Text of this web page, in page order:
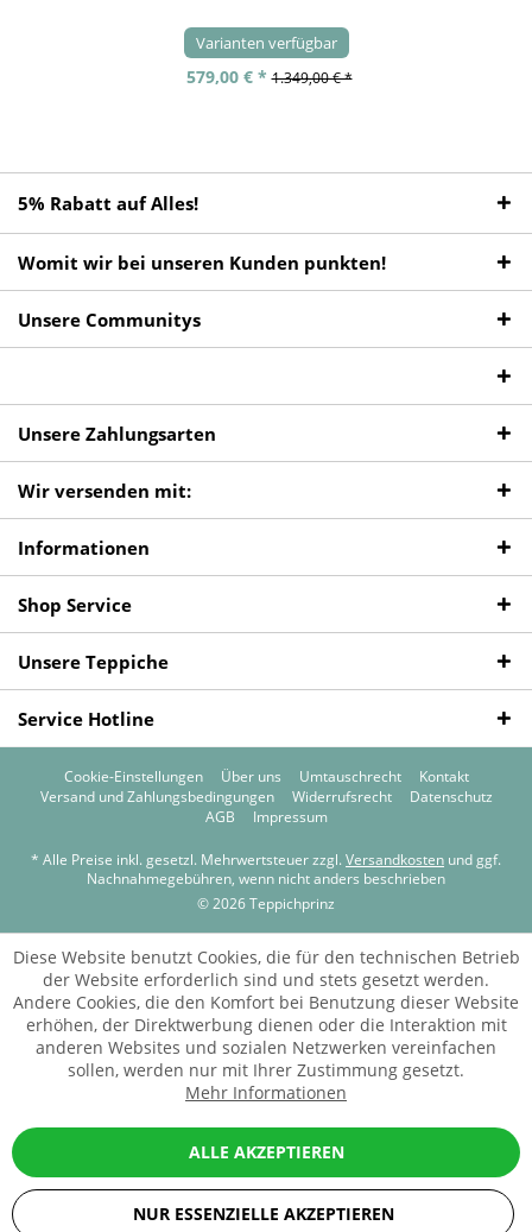
Varianten verfügbar
579,00 € * 1.349,00 € *
5% Rabatt auf Alles!
Womit wir bei unseren Kunden punkten!
Unsere Communitys
Unsere Zahlungsarten
Wir versenden mit:
Informationen
Shop Service
Unsere Teppiche
Service Hotline
Cookie-Einstellungen Über uns Umtauschrecht
Kontakt
Versand und Zahlungsbedingungen
Widerrufsrecht
Datenschutz
AGB
Impressum
* Alle Preise inkl. gesetzl. Mehrwertsteuer zzgl. Versandkosten und ggf.
Nachnahmegebühren, wenn nicht anders beschrieben
© 2026 Teppichprinz
Diese Website benutzt Cookies, die für den technischen Betrieb
der Website erforderlich sind und stets gesetzt werden.
Andere Cookies, die den Komfort bei Benutzung dieser Website
erhöhen, der Direktwerbung dienen oder die Interaktion mit
anderen Websites und sozialen Netzwerken vereinfachen
sollen, werden nur mit Ihrer Zustimmung gesetzt.
Mehr Informationen
NUR ESSENZIELLE AKZEPTIEREN
ALLE AKZEPTIEREN